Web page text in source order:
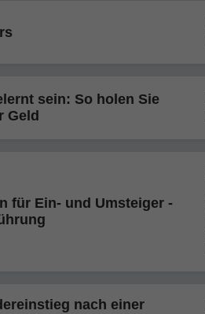
sein: So holen Sie
Geld
für Ein- und Umsteiger -
nach einer